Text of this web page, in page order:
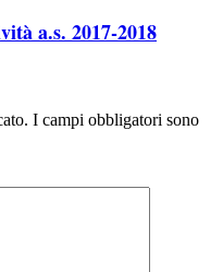
a.s. 2017-2018
I campi obbligatori sono